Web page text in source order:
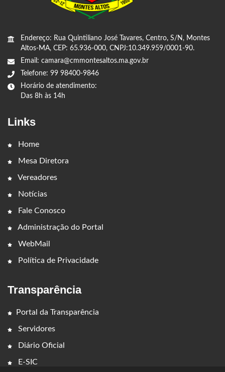
Endereço: Rua Quintiliano José Tavares, Centro, S/N, Montes
Altos-MA, CEP: 65.936-000, CNPJ:10.349.959/0001-90.
Email: camara@cmmontesaltos.ma.gov.br
Telefone: 99 98400-9846
Horário de atendimento:
Das 8h às 14h
Links
Home
Mesa Diretora
Vereadores
Notícias
Fale Conosco
Administração do Portal
WebMail
Política de Privacidade
Transparência
Portal da Transparência
Servidores
Diário Oficial
E-SIC